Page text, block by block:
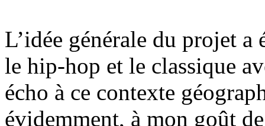
L’idée générale du projet
le hip-hop et le classique
écho à ce contexte
évidemment, à mon goût